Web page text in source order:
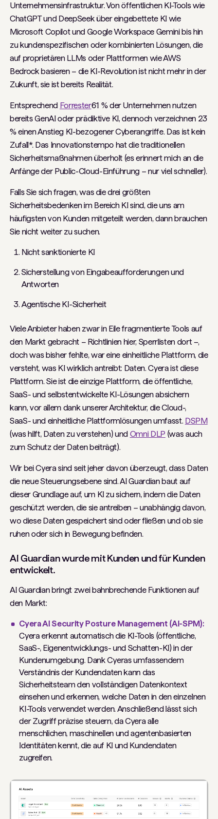
Unternehmensinfrastruktur. Von öffentlichen KI-Tools wie
ChatGPT und DeepSeek über eingebettete KI wie
Microsoft Copilot und Google Workspace Gemini bis hin
zu kundenspezifischen oder kombinierten Lösungen, die
auf proprietären LLMs oder Plattformen wie AWS
Bedrock basieren – die KI-Revolution ist nicht mehr in der
Zukunft, sie ist bereits Realität.
Entsprechend Forrester61 % der Unternehmen nutzen
bereits GenAI oder prädiktive KI, dennoch verzeichnen 23
% einen Anstieg KI-bezogener Cyberangriffe. Das ist kein
Zufall*. Das Innovationstempo hat die traditionellen
Sicherheitsmaßnahmen überholt (es erinnert mich an die
Anfänge der Public-Cloud-Einführung – nur viel schneller).
Falls Sie sich fragen, was die drei größten
Sicherheitsbedenken im Bereich KI sind, die uns am
häufigsten von Kunden mitgeteilt werden, dann brauchen
Sie nicht weiter zu suchen.
Nicht sanktionierte KI
Sicherstellung von Eingabeaufforderungen und
Antworten
Agentische KI-Sicherheit
Viele Anbieter haben zwar in Eile fragmentierte Tools auf
den Markt gebracht – Richtlinien hier, Sperrlisten dort –,
doch was bisher fehlte, war eine einheitliche Plattform, die
versteht, was KI wirklich antreibt: Daten. Cyera ist diese
Plattform. Sie ist die einzige Plattform, die öffentliche,
SaaS- und selbstentwickelte KI-Lösungen absichern
kann, vor allem dank unserer Architektur, die Cloud-,
SaaS- und einheitliche Plattformlösungen umfasst. DSPM
(was hilft, Daten zu verstehen) und Omni DLP (was auch
zum Schutz der Daten beiträgt).
Wir bei Cyera sind seit jeher davon überzeugt, dass Daten
die neue Steuerungsebene sind. AI Guardian baut auf
dieser Grundlage auf, um KI zu sichern, indem die Daten
geschützt werden, die sie antreiben – unabhängig davon,
wo diese Daten gespeichert sind oder fließen und ob sie
ruhen oder sich in Bewegung befinden.
AI Guardian wurde mit Kunden und für Kunden
entwickelt.
AI Guardian bringt zwei bahnbrechende Funktionen auf
den Markt:
Cyera AI Security Posture Management (AI-SPM):
Cyera erkennt automatisch die KI-Tools (öffentliche,
SaaS-, Eigenentwicklungs- und Schatten-KI) in der
Kundenumgebung. Dank Cyeras umfassendem
Verständnis der Kundendaten kann das
Sicherheitsteam den vollständigen Datenkontext
einsehen und erkennen, welche Daten in den einzelnen
KI-Tools verwendet werden. Anschließend lässt sich
der Zugriff präzise steuern, da Cyera alle
menschlichen, maschinellen und agentenbasierten
Identitäten kennt, die auf KI und Kundendaten
zugreifen.